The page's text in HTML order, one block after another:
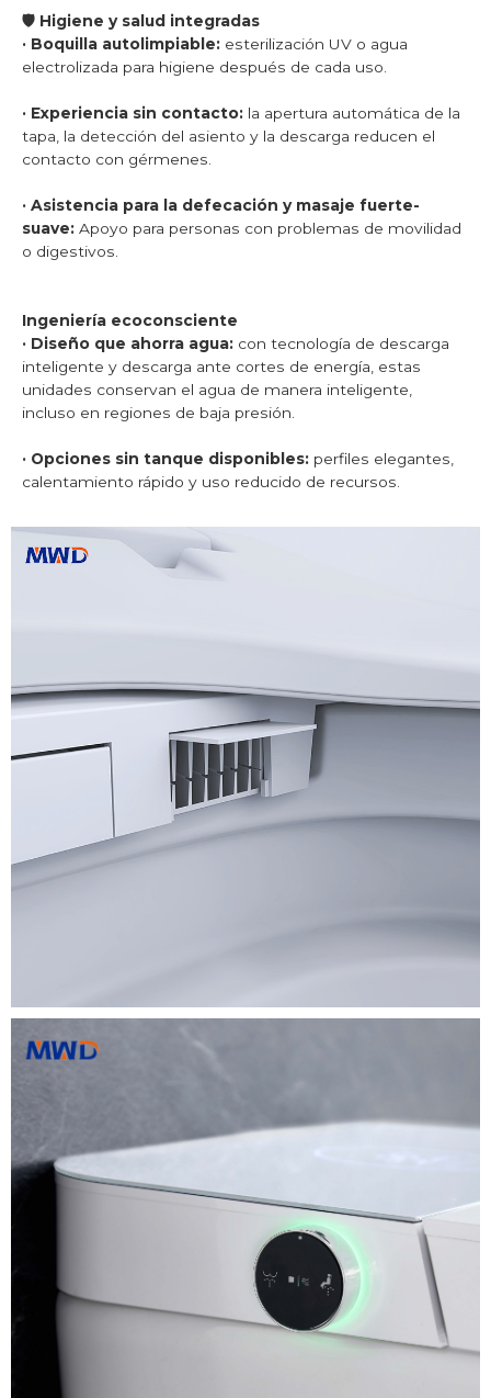
🛡️ Higiene y salud integradas
· Boquilla autolimpiable: esterilización UV o agua
electrolizada para higiene después de cada uso.
· Experiencia sin contacto: la apertura automática de la
tapa, la detección del asiento y la descarga reducen el
contacto con gérmenes.
· Asistencia para la defecación y masaje fuerte-
suave: Apoyo para personas con problemas de movilidad
o digestivos.
Ingeniería ecoconsciente
· Diseño que ahorra agua: con tecnología de descarga
inteligente y descarga ante cortes de energía, estas
unidades conservan el agua de manera inteligente,
incluso en regiones de baja presión.
· Opciones sin tanque disponibles: perfiles elegantes,
calentamiento rápido y uso reducido de recursos.